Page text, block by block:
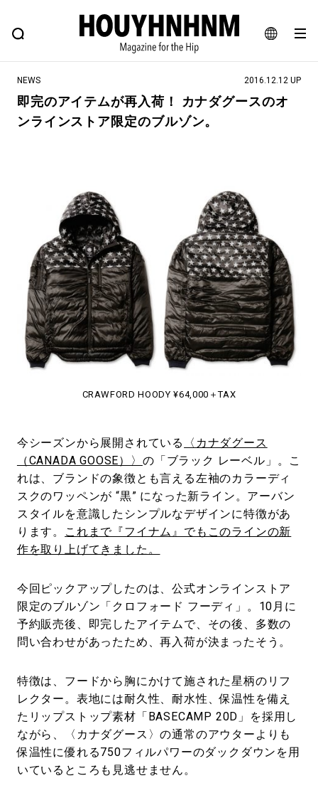
JA
EN
FEATURE BLOG SNAP
ヒップなファッション、カルチャー、ライフスタイルWEBマガジン
#NEW VINTAGE #マイナーグッド図鑑
#路地裏てぃーん。 #MONTHLY JOURNAL
#GH 銘品の所以 #フイナムのYouTube
#Commune H #FOCUS IT #AH.H
#ととけん #FASHION #MUSIC #MOVIE
#LIFESTYLE #SNEAKER #OUTDOOR
#SPORTS #HANDSOME HANDBOOK
NEWS 2016.12.12 UP
即完のアイテムが再入荷！ カナダグースのオ
ンラインストア限定のブルゾン。
CRAWFORD HOODY ¥64,000＋TAX
今シーズンから展開されている
〈カナダグース
（CANADA GOOSE）〉 の「ブラック レーベル」。こ
れは、ブランドの象徴とも言える左袖のカラーディ
スクのワッペンが “黒” になった新ライン。アーバン
スタイルを意識したシンプルなデザインに特徴があ
ります。
これまで『フイナム』でもこのラインの新
作を取り上げてきました。
今回ピックアップしたのは、公式オンラインストア
限定のブルゾン「クロフォード フーディ」。10月に
予約販売後、即完したアイテムで、その後、多数の
問い合わせがあったため、再入荷が決まったそう。
特徴は、フードから胸にかけて施された星柄のリフ
レクター。表地には耐久性、耐水性、保温性を備え
たリップストップ素材「BASECAMP 20D」を採用し
ながら、〈カナダグース〉の通常のアウターよりも
保温性に優れる750フィルパワーのダックダウンを用
いているところも見逃せません。